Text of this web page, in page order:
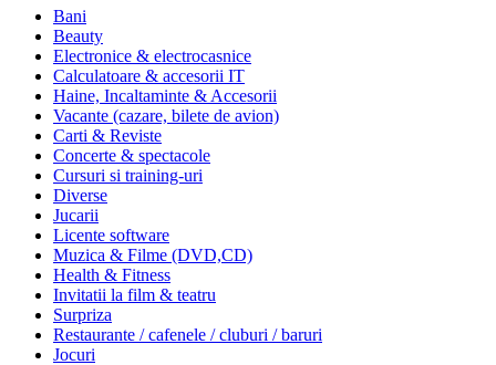
Bani
Beauty
Electronice & electrocasnice
Calculatoare & accesorii IT
Haine, Incaltaminte & Accesorii
Vacante (cazare, bilete de avion)
Carti & Reviste
Concerte & spectacole
Cursuri si training-uri
Diverse
Jucarii
Licente software
Muzica & Filme (DVD,CD)
Health & Fitness
Invitatii la film & teatru
Surpriza
Restaurante / cafenele / cluburi / baruri
Jocuri